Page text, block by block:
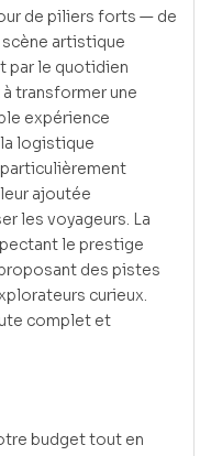
de piliers forts — de
artistique
par le quotidien
transformer une
expérience
logistique
ajoutée
les voyageurs. La
le prestige
des pistes
curieux.
complet et
budget tout en